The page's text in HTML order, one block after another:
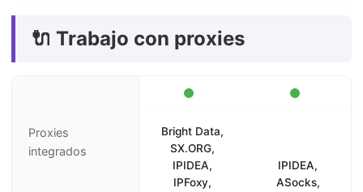
🔌 Trabajo con proxies
Proxies
integrados
Bright Data,
SX.ORG,
IPIDEA,
IPFoxy,
IPIDEA,
ASocks,